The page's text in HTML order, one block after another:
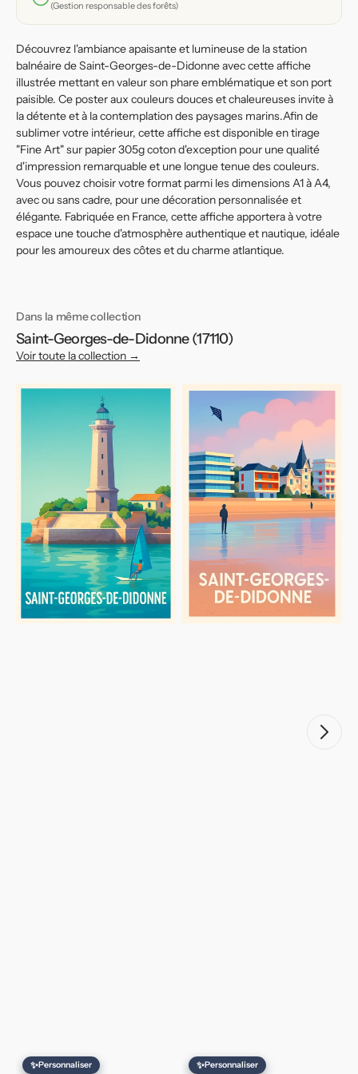
et
éclairage
phare
et
éclairage
du
phare
(Gestion responsable des forêts)
Découvrez l'ambiance apaisante et lumineuse de la station
balnéaire de Saint-Georges-de-Didonne avec cette affiche
illustrée mettant en valeur son phare emblématique et son port
paisible. Ce poster aux couleurs douces et chaleureuses invite à
la détente et à la contemplation des paysages marins.Afin de
sublimer votre intérieur, cette affiche est disponible en tirage
"Fine Art" sur papier 305g coton d'exception pour une qualité
d'impression remarquable et une longue tenue des couleurs.
Vous pouvez choisir votre format parmi les dimensions A1 à A4,
avec ou sans cadre, pour une décoration personnalisée et
élégante. Fabriquée en France, cette affiche apportera à votre
espace une touche d'atmosphère authentique et nautique, idéale
pour les amoureux des côtes et du charme atlantique.
Dans la même collection
Saint-Georges-de-Didonne (17110)
Voir toute la collection →
Affiche
L'élégance
du
phare
maritime
✨Personnaliser
Affiche
Georges-
de-
Didonne
Sérénité
en
de
mer
✨Personnaliser